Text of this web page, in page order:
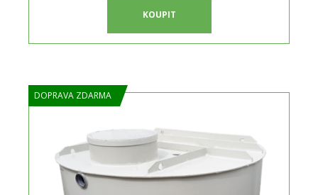
KOUPIT
DOPRAVA ZDARMA